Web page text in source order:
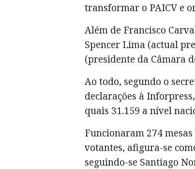
transformar o PAICV e
Além de Francisco
Spencer Lima (actual
(presidente da Câmara
Ao todo, segundo o
declarações à
quais 31.159 a nível
Funcionaram 274
votantes, afigura-se
seguindo-se Santiago